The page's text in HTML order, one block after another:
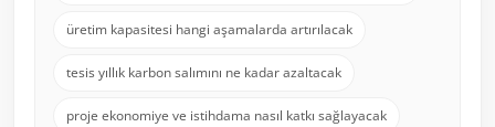
üretim kapasitesi hangi aşamalarda artırılacak
tesis yıllık karbon salımını ne kadar azaltacak
proje ekonomiye ve istihdama nasıl katkı sağlayacak